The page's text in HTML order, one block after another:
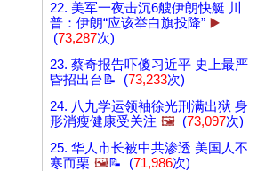
22. 美军一夜击沉6艘伊朗快艇 川
普：伊朗“应该举白旗投降” ▶️
(73,287次)
23. 蔡奇报告吓傻习近平 史上最严
昏招出台📝 (73,233次)
24. 八九学运领袖徐光刑满出狱 身
形消瘦健康受关注 🖼️ (73,097次)
25. 华人市长被中共渗透 美国人不
寒而栗 🖼️📝 (71,986次)